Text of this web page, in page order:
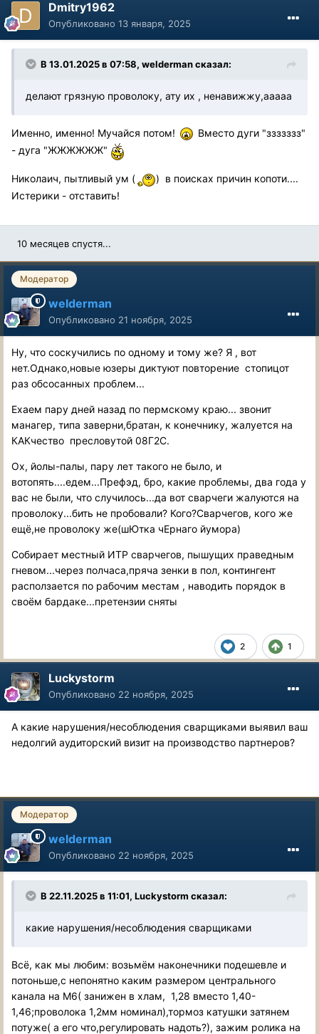
Dmitry1962
Опубликовано 13 января, 2025
В 13.01.2025 в 07:58, weldermanсказал:
делают грязную проволоку, ату их , ненавижжу,ааааа
Именно, именно! Мучайся потом!
Вместо дуги "ззззззз"
- дуга "ЖЖЖЖЖЖ"
Николаич, пытливый ум (
) в поисках причин копоти....
Истерики - отставить!
10 месяцев спустя...
Модератор
welderman
Опубликовано 21 ноября, 2025
Ну, что соскучились по одному и тому же? Я , вот
нет.Однако,новые юзеры диктуют повторение стопицот
раз обсосанных проблем...
Ехаем пару дней назад по пермскому краю... звонит
манагер, типа заверни,братан, к конечнику, жалуется на
КАКчество пресловутой 08Г2С.
Ох, йолы-палы, пару лет такого не было, и
вотопять....едем...Префэд, бро, какие проблемы, два года у
вас не были, что случилось...да вот сварчеги жалуются на
проволоку...бить не пробовали? Кого?Сварчегов, кого же
ещё,не проволоку же(шЮтка чЕрнаго йумора)
Собирает местный ИТР сварчегов, пышущих праведным
гневом...через полчаса,пряча зенки в пол, контингент
расползается по рабочим местам , наводить порядок в
своём бардаке...претензии сняты
2 1
Luckystorm
Опубликовано 22 ноября, 2025
А какие нарушения/несоблюдения сварщиками выявил ваш
недолгий аудиторский визит на производство партнеров?
Модератор
welderman
Опубликовано 22 ноября, 2025
В 22.11.2025 в 11:01, Luckystorm сказал:
какие нарушения/несоблюдения сварщиками
Всё, как мы любим: возьмём наконечники подешевле и
потоньше,с непонятно каким размером центрального
канала на М6( занижен в хлам, 1,28 вместо 1,40-
1,46;проволока 1,2мм номинал),тормоз катушки затянем
потуже( а его что,регулировать надоть?), зажим ролика на